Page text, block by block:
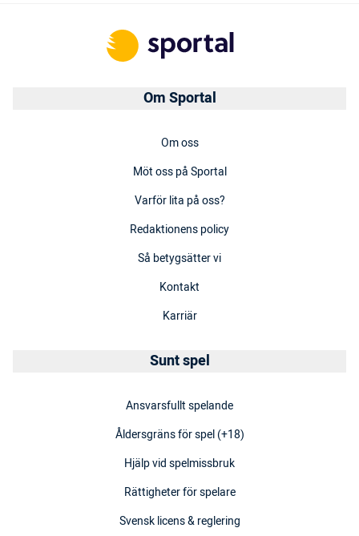
Om Sportal
Om oss
Möt oss på Sportal
Varför lita på oss?
Redaktionens policy
Så betygsätter vi
Kontakt
Karriär
Sunt spel
Ansvarsfullt spelande
Åldersgräns för spel (+18)
Hjälp vid spelmissbruk
Rättigheter för spelare
Svensk licens & reglering